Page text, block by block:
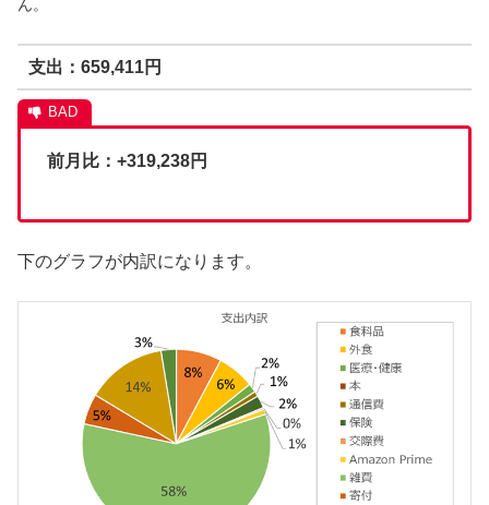
ん。
支出：659,411円
前月比：+319,238円
下のグラフが内訳になります。